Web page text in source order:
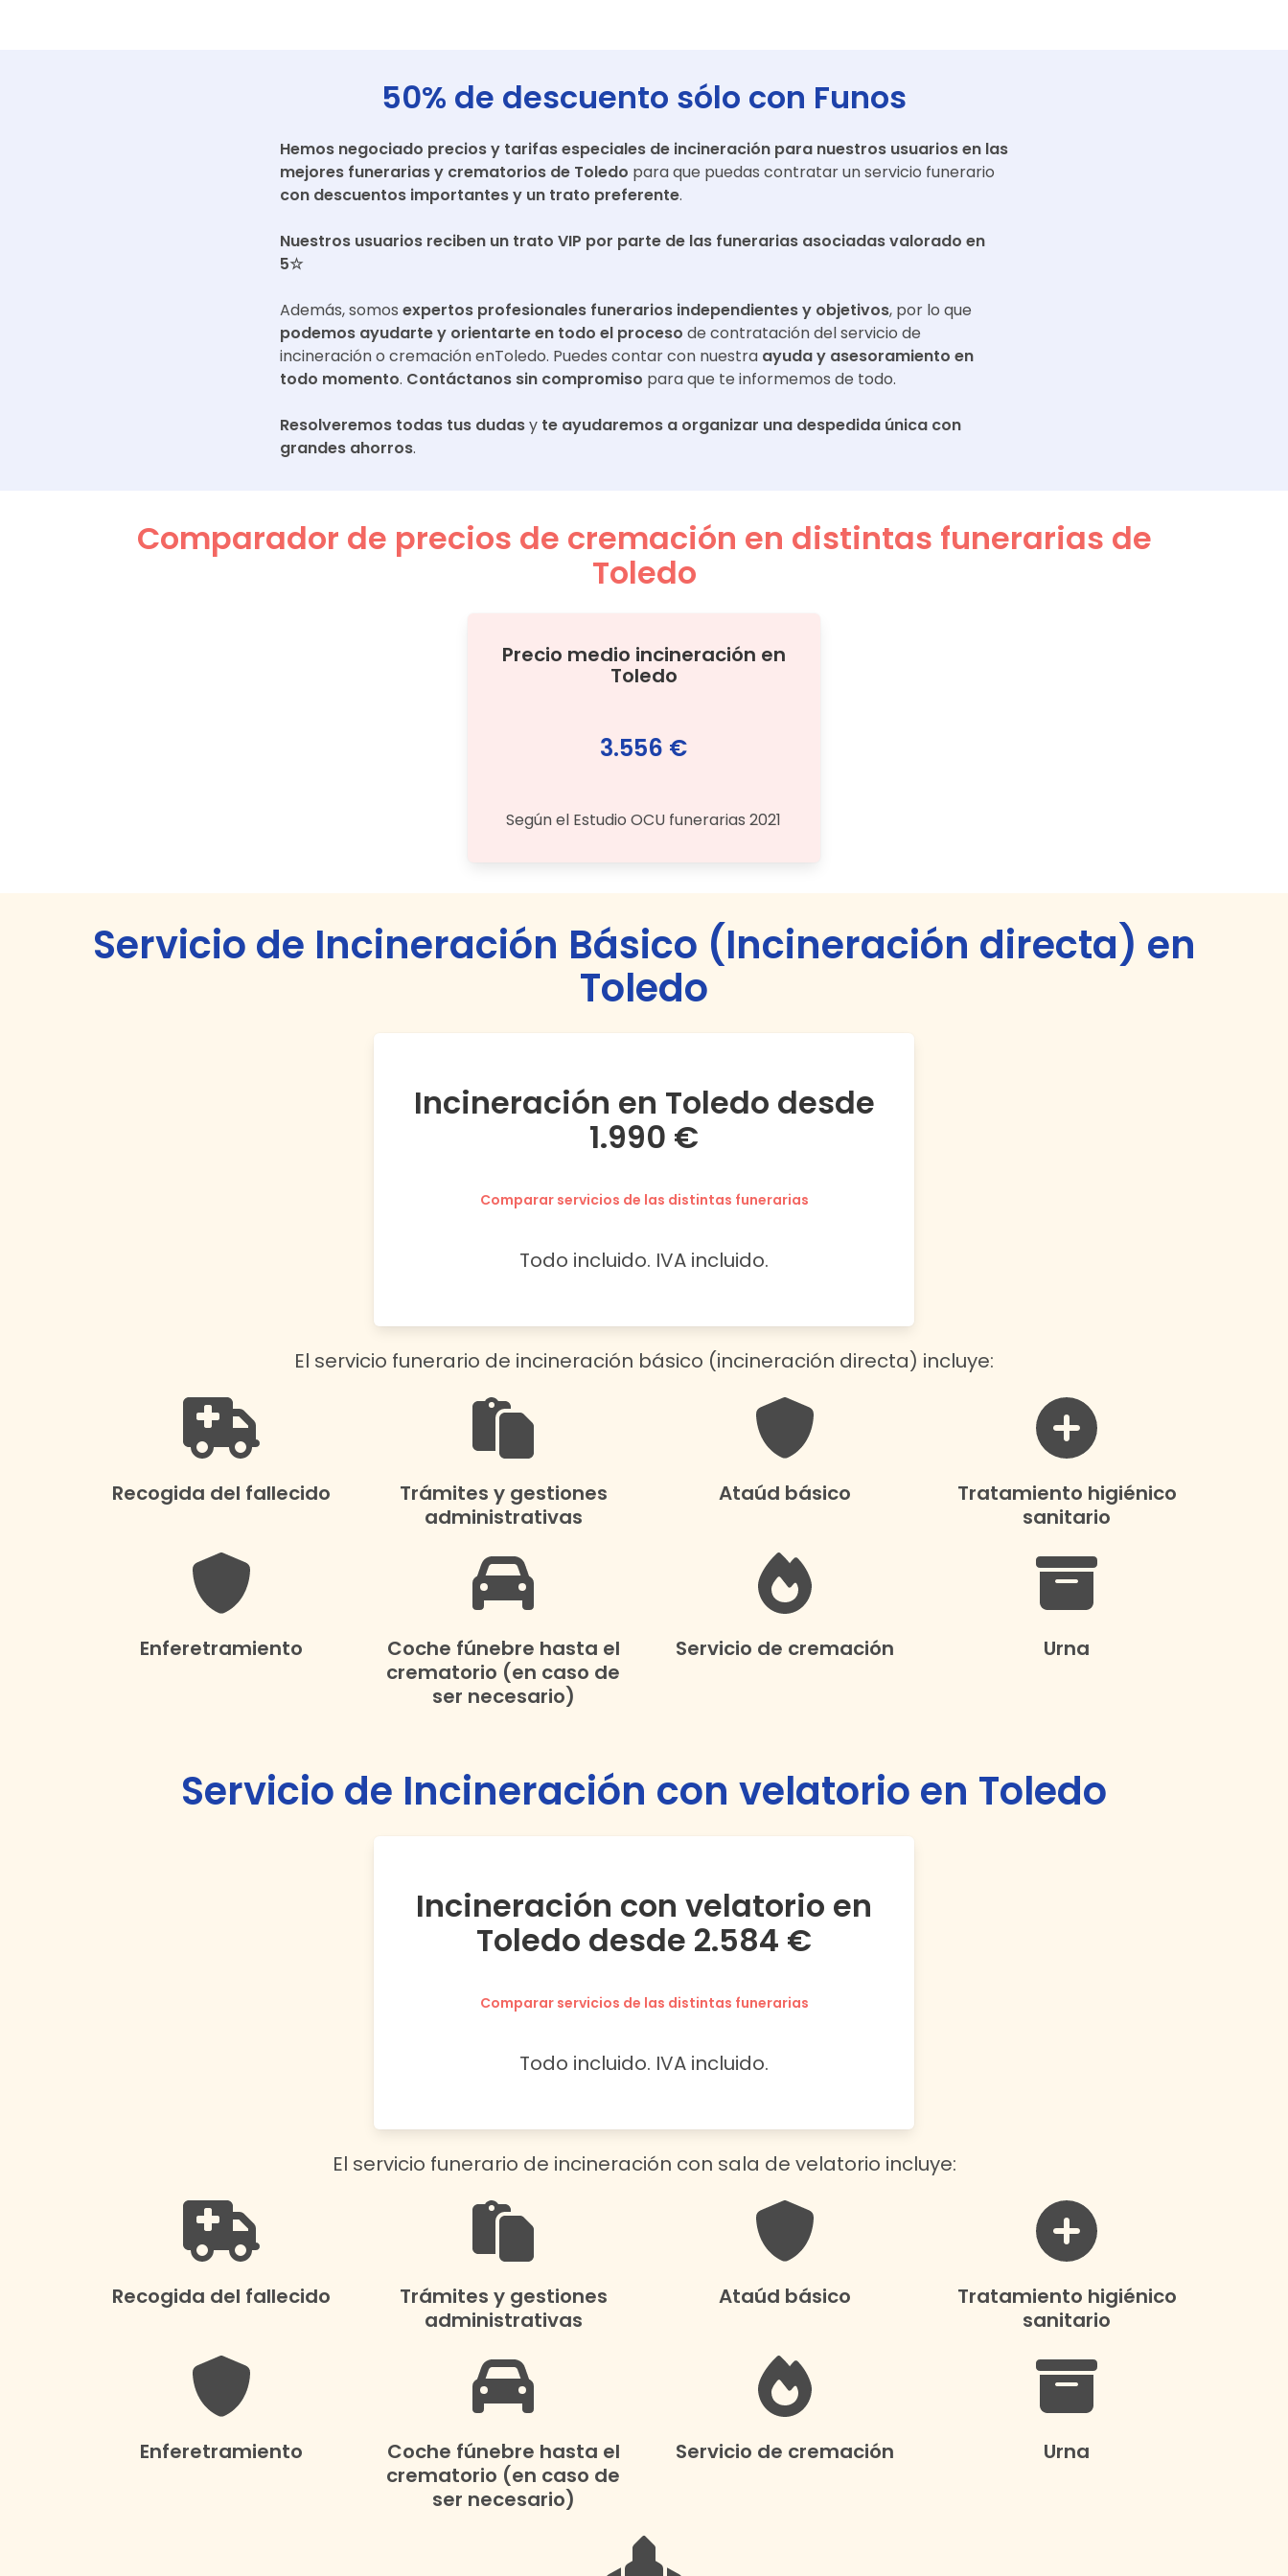
50% de descuento sólo con Funos
Hemos negociado precios y tarifas especiales de incineración para nuestros usuarios en las
mejores funerarias y crematorios de Toledo para que puedas contratar un servicio funerario
con descuentos importantes y un trato preferente.
Nuestros usuarios reciben un trato VIP por parte de las funerarias asociadas valorado en
5☆
Además, somos expertos profesionales funerarios independientes y objetivos, por lo que
podemos ayudarte y orientarte en todo el proceso de contratación del servicio de
incineración o cremación enToledo. Puedes contar con nuestra ayuda y asesoramiento en
todo momento. Contáctanos sin compromiso para que te informemos de todo.
Resolveremos todas tus dudasy te ayudaremos a organizar una despedida única con
grandes ahorros.
Comparador de precios de cremación en distintas funerarias de
Toledo
Precio medio incineración en
Toledo
3.556 €
Según el Estudio OCU funerarias 2021
Servicio de Incineración Básico (Incineración directa) en
Toledo
Incineración en Toledo desde
1.990 €
Comparar servicios de las distintas funerarias
Todo incluido. IVA incluido.
El servicio funerario de incineración básico (incineración directa) incluye:
Recogida del fallecido
Trámites y gestiones
administrativas
Ataúd básico
Tratamiento higiénico
sanitario
Enferetramiento
Coche fúnebre hasta el
crematorio (en caso de
ser necesario)
Servicio de cremación Urna
Servicio de Incineración con velatorio en Toledo
Incineración con velatorio en
Toledo desde 2.584 €
Comparar servicios de las distintas funerarias
Todo incluido. IVA incluido.
El servicio funerario de incineración con sala de velatorio incluye:
Recogida del fallecido
Trámites y gestiones
administrativas
Ataúd básico
Tratamiento higiénico
sanitario
Enferetramiento
Coche fúnebre hasta el
crematorio (en caso de
ser necesario)
Servicio de cremación Urna